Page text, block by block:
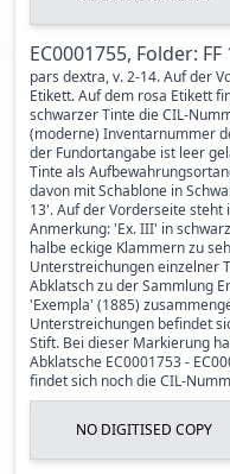
EC0001755, Folder:
pars dextra, v. 2-14. Auf der
Etikett. Auf dem rosa Etikett
schwarzer Tinte die CIL-
(moderne) Inventarnummer
der Fundortangabe ist leer
Tinte als
davon mit Schablone in
13'. Auf der Vorderseite steht
Anmerkung: 'Ex. III' in
halbe eckige Klammern zu
Unterstreichungen einzelner
Abklatsch zu der Sammlung
'Exempla' (1885)
Unterstreichungen befindet
Stift. Bei dieser Markierung
Abklatsche EC0001753 -
findet sich noch die CIL-
NO DIGITISED COPY